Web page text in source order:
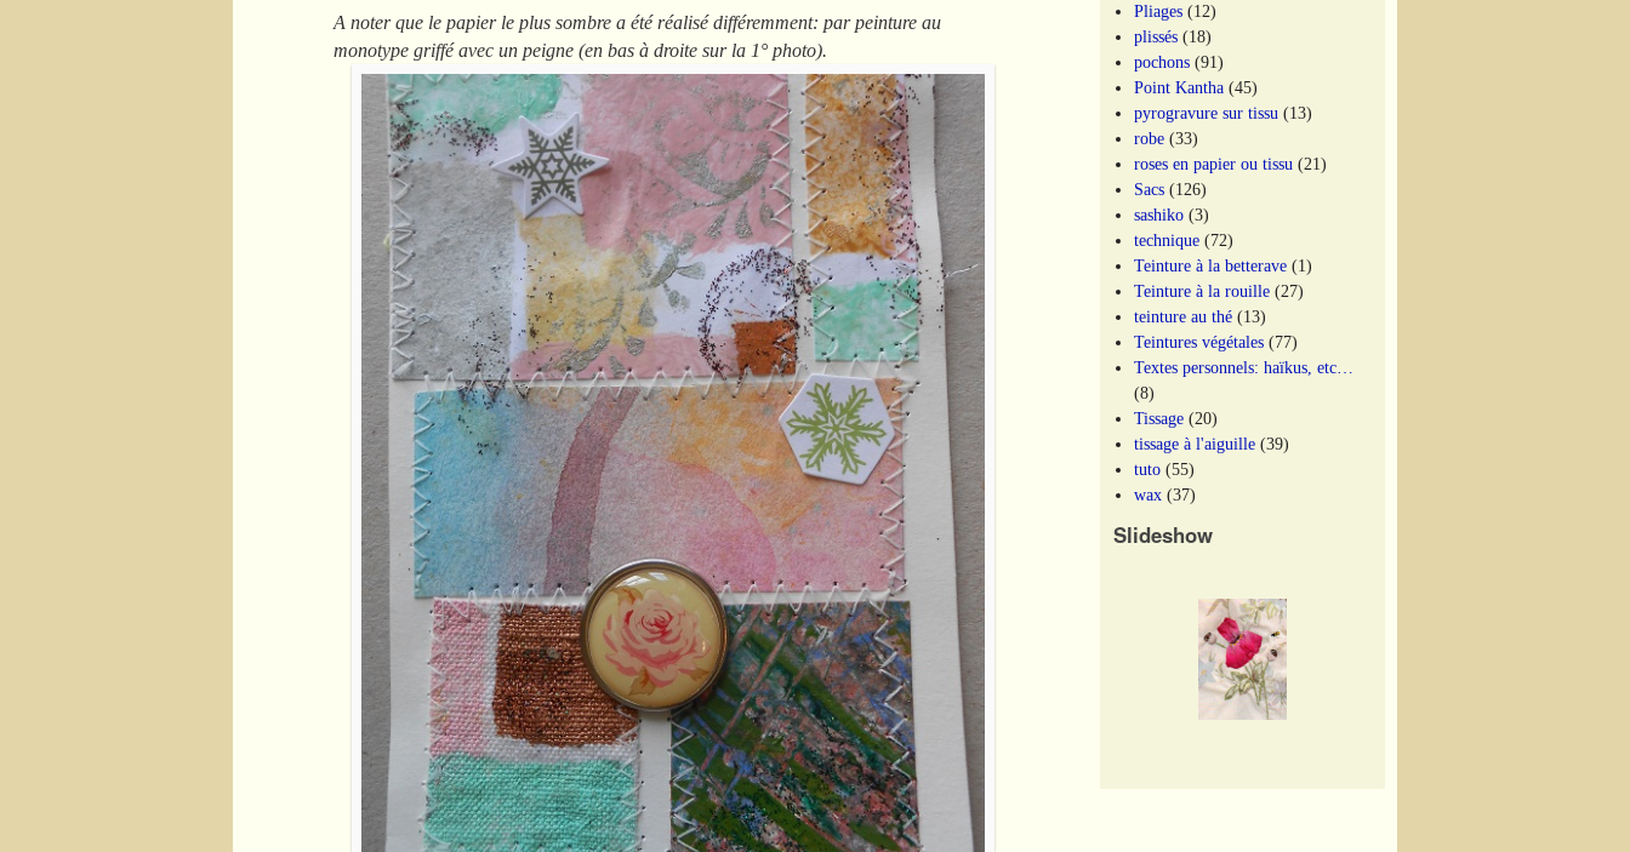
A noter que le papier le plus sombre a été réalisé différemment: par peinture au
monotype griffé avec un peigne (en bas à droite sur la 1° photo).
Pliages (12)
plissés (18)
pochons (91)
Point Kantha (45)
pyrogravure sur tissu (13)
robe (33)
roses en papier ou tissu (21)
Sacs (126)
sashiko (3)
technique (72)
Teinture à la betterave (1)
Teinture à la rouille (27)
teinture au thé (13)
Teintures végétales (77)
Textes personnels: haïkus, etc…
(8)
Tissage (20)
tissage à l'aiguille (39)
tuto (55)
wax (37)
Slideshow